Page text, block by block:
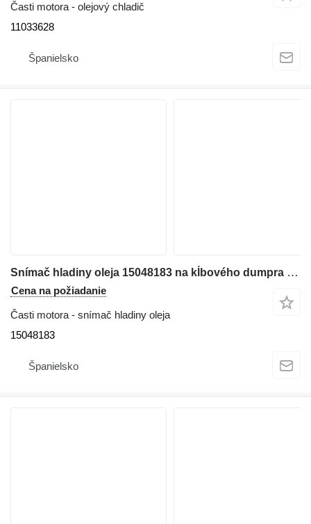
Časti motora - olejový chladič
11033628
Španielsko
Snímač hladiny oleja 15048183 na kĺbového dumpra Volvo A25D/ A30D / A35D / A40D
Cena na požiadanie
Časti motora - snímač hladiny oleja
15048183
Španielsko